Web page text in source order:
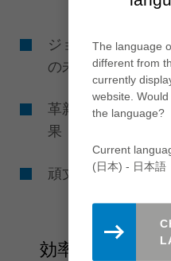
ジョインティング
の未使用部を利用
革新的なデザイン
果
頑丈で耐久性に優
効率性
The language
different from
currently
website.
the language?
Current
(日本) - 日本語